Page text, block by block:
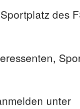
des
unter